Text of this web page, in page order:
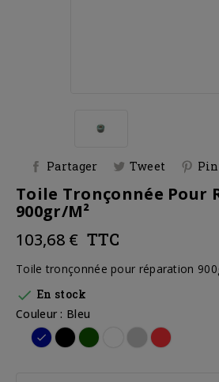
Partager Tweet
Toile Tronçonnée Pour
900gr/m²
103,68 € TTC
Toile tronçonnée pour réparation
 En stock
Couleur : Bleu
Bleu Noir BlancGris
Clair
Rouge